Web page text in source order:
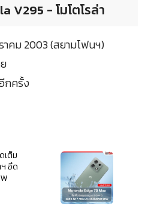
V295 - โมโตโรล่า
คม 2003 (สยามโฟนฯ)
กครั้ง
เต็ม
อึด